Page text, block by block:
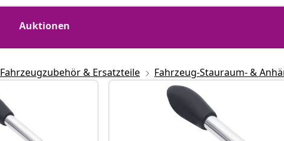
Auktionen
Fahrzeugzubehör & Ersatzteile Fahrzeug-Stauraum- &